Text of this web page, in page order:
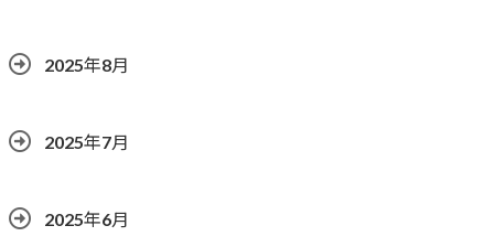
2025年8月
2025年7月
2025年6月